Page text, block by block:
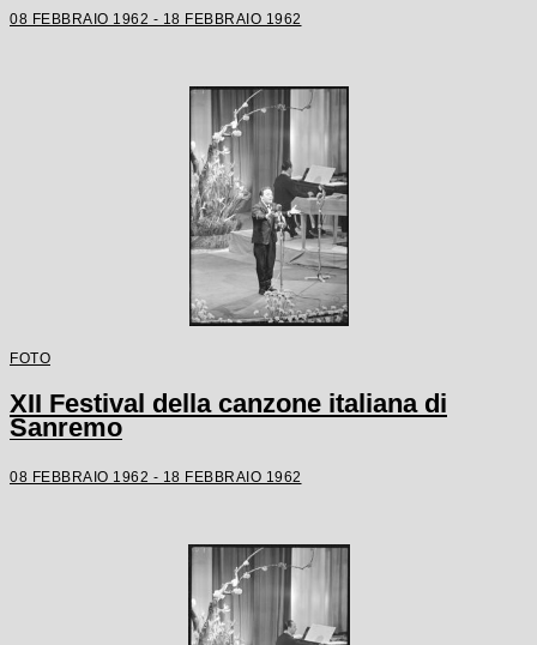
08 FEBBRAIO 1962 - 18 FEBBRAIO 1962
FOTO
XII Festival della canzone italiana di
Sanremo
08 FEBBRAIO 1962 - 18 FEBBRAIO 1962